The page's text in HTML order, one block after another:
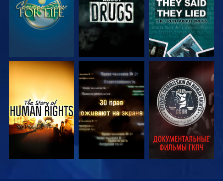
СМОТРЕТЬ СМОТРЕТЬ СМОТРЕТЬ